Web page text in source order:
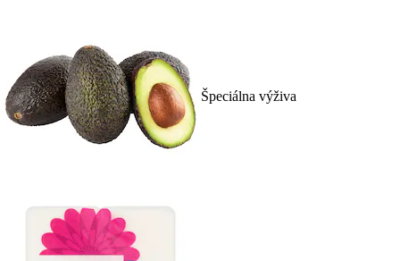
Špeciálna výživa